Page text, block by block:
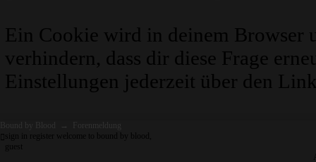
Ein Cookie wird in deinem Browser
verhindern, dass dir diese Frage
Einstellungen jederzeit über den
Bound by Blood →
Forenmeldung
sign in register welcome to bound by blood,
guest